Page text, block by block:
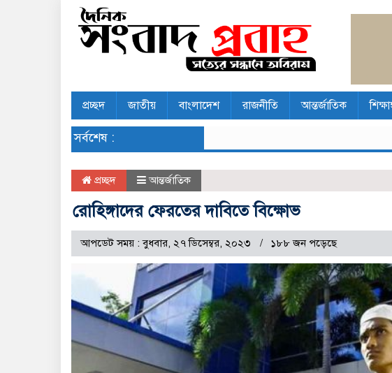
প্রচ্ছদ জাতীয় বাংলাদেশ রাজনীতি আন্তর্জাতিক
সর্বশেষ :
প্রচ্ছদ আন্তর্জাতিক
রোহিঙ্গাদের ফেরতের দাবিতে বিক্ষোভ
আপডেট সময় : বুধবার, ২৭ ডিসেম্বর, ২০২৩ ১৮৮ জন পড়েছে